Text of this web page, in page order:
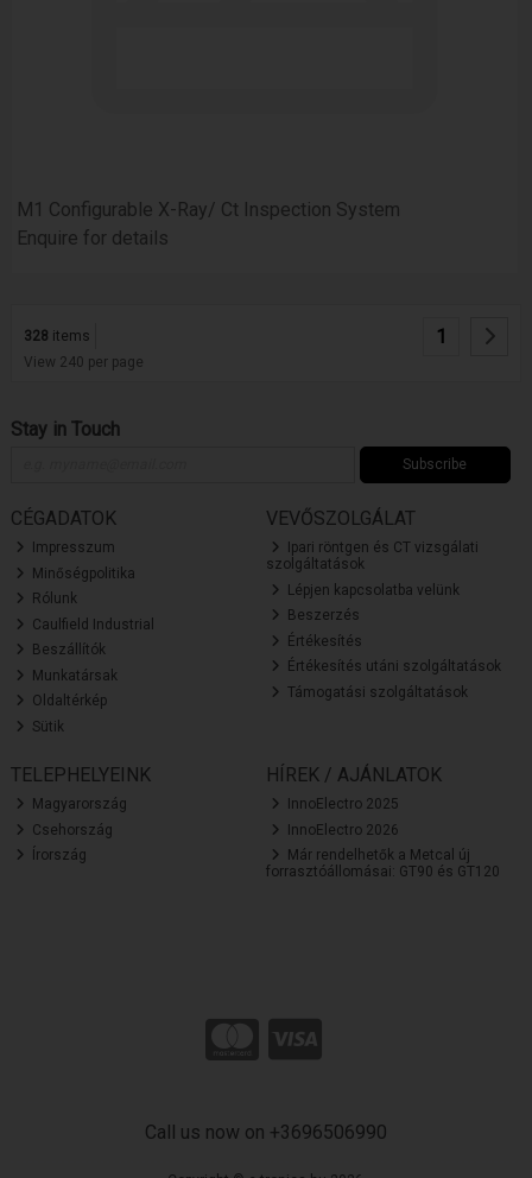
M1 Configurable X-Ray/ Ct Inspection System
Enquire for details
328 items
View 240 per page
1
Stay in Touch
Subscribe
CÉGADATOK
Impresszum
Minőségpolitika
Rólunk
Caulfield Industrial
Beszállítók
Munkatársak
Oldaltérkép
Sütik
VEVŐSZOLGÁLAT
Ipari röntgen és CT vizsgálati
szolgáltatások
Lépjen kapcsolatba velünk
Beszerzés
Értékesítés
Értékesítés utáni szolgáltatások
Támogatási szolgáltatások
TELEPHELYEINK
Magyarország
Csehország
Írország
HÍREK / AJÁNLATOK
InnoElectro 2025
InnoElectro 2026
Már rendelhetők a Metcal új
forrasztóállomásai: GT90 és GT120
Call us now on +3696506990